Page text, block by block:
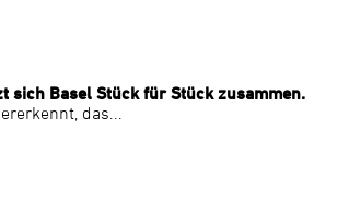
sich Basel Stück für Stück zusammen.
das...